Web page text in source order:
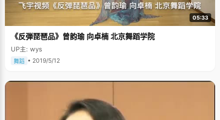
05:33
《反弾琵琶品》曾韵瑜 向卓楠 北京舞蹈学院
UP主: wys
舞蹈 • 2019/5/12